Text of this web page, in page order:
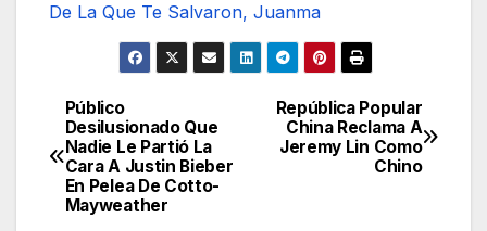
De La Que Te Salvaron, Juanma
Navegación
de
entradas
República Popular
China Reclama A
Jeremy Lin Como
Chino
Público
Desilusionado Que
Nadie Le Partió La
Cara A Justin Bieber
En Pelea De Cotto-
Mayweather